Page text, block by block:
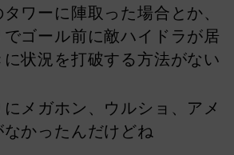
ワーに陣取った場合とか、
ゴール前に敵ハイドラが居
状況を打破する方法がない
メガホン、ウルショ、アメ
かったんだけどね